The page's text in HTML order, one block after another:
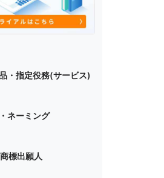
・指定役務(サービス)
ネーミング
標出願人